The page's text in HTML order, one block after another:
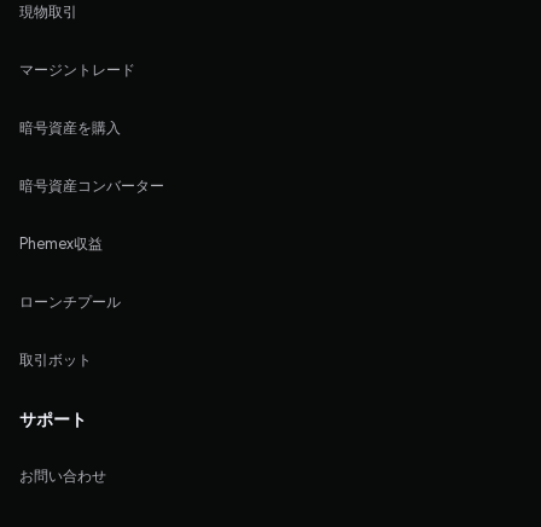
現物取引
マージントレード
暗号資産を購入
暗号資産コンバーター
Phemex収益
ローンチプール
取引ボット
サポート
お問い合わせ